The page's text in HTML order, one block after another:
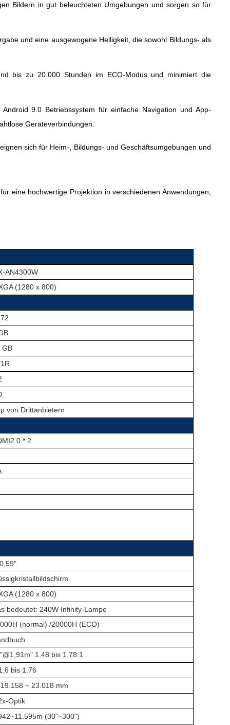
Bildern in gut beleuchteten Umgebungen und sorgen so für
und eine ausgewogene Helligkeit, die sowohl Bildungs- als
bis zu 20.000 Stunden im ECO-Modus und minimiert die
9.0 Betriebssystem für einfache Navigation und App-
Geräteverbindungen.
sich für Heim-, Bildungs- und Geschäftsumgebungen und
eine hochwertige Projektion in verschiedenen Anwendungen,
AN4300W
(1280 x 800)
GB
von Drittanbietern
* 2
(1280 x 800)
bedeutet: 240W Infinity-Lampe
(normal) /20000H (ECO)
". 1.48 bis 1.78:1
bis 1.76
~ 23.018 mm
Optik
(30"~300")